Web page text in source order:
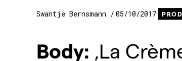
Swantje Bernsmann 05/10/2017
Body: ‚La